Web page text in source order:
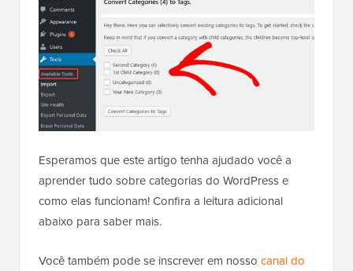
Esperamos que este artigo tenha ajudado você a
aprender tudo sobre categorias do WordPress e
como elas funcionam! Confira a leitura adicional
abaixo para saber mais.
Você também pode se inscrever em nosso canal do